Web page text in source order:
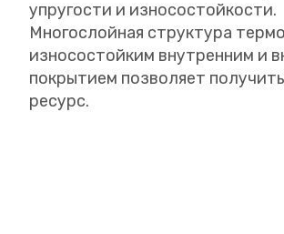
упругости и износостойкости.
Многослойная структура
износостойким внутренним и
покрытием позволяет
ресурс.